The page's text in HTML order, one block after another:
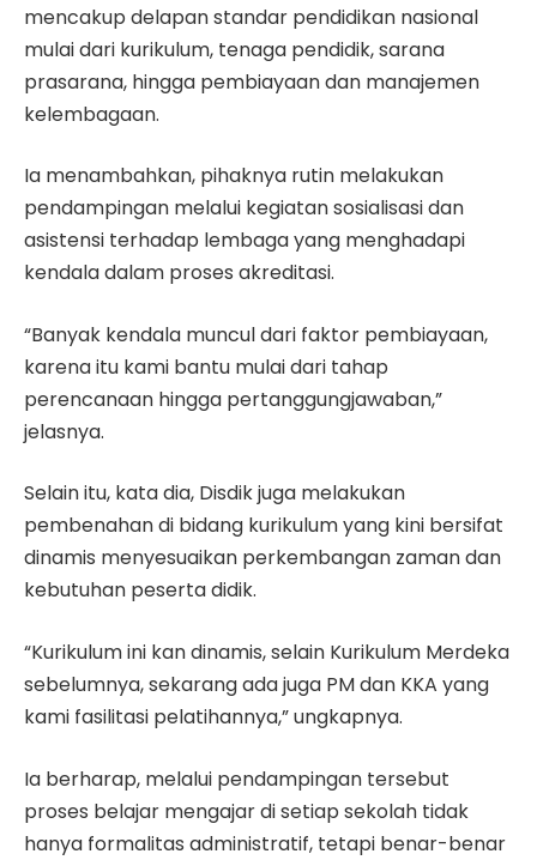
mencakup delapan standar pendidikan nasional
mulai dari kurikulum, tenaga pendidik, sarana
prasarana, hingga pembiayaan dan manajemen
kelembagaan.
Ia menambahkan, pihaknya rutin melakukan
pendampingan melalui kegiatan sosialisasi dan
asistensi terhadap lembaga yang menghadapi
kendala dalam proses akreditasi.
“Banyak kendala muncul dari faktor pembiayaan,
karena itu kami bantu mulai dari tahap
perencanaan hingga pertanggungjawaban,”
jelasnya.
Selain itu, kata dia, Disdik juga melakukan
pembenahan di bidang kurikulum yang kini bersifat
dinamis menyesuaikan perkembangan zaman dan
kebutuhan peserta didik.
“Kurikulum ini kan dinamis, selain Kurikulum Merdeka
sebelumnya, sekarang ada juga PM dan KKA yang
kami fasilitasi pelatihannya,” ungkapnya.
Ia berharap, melalui pendampingan tersebut
proses belajar mengajar di setiap sekolah tidak
hanya formalitas administratif, tetapi benar-benar